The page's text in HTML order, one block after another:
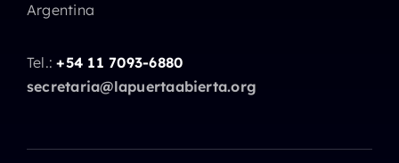
Argentina
Tel.:+54 11 7093-6880
secretaria@lapuertaabierta.org